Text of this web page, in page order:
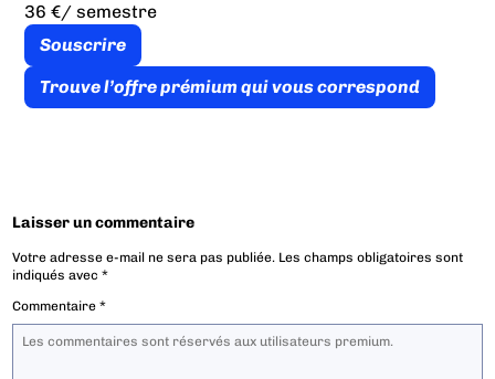
36 €/ semestre
Souscrire
Trouve l’offre prémium qui vous correspond
Laisser un commentaire
Votre adresse e-mail ne sera pas publiée. Les champs obligatoires sont
indiqués avec*
Commentaire*